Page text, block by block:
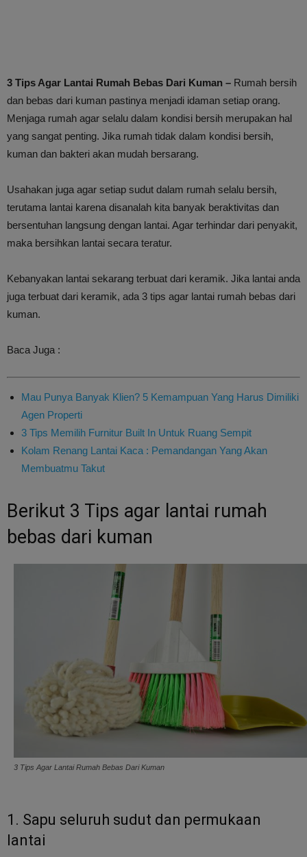
3 Tips Agar Lantai Rumah Bebas Dari Kuman – Rumah bersih
dan bebas dari kuman pastinya menjadi idaman setiap orang.
Menjaga rumah agar selalu dalam kondisi bersih merupakan hal
yang sangat penting. Jika rumah tidak dalam kondisi bersih,
kuman dan bakteri akan mudah bersarang.
Usahakan juga agar setiap sudut dalam rumah selalu bersih,
terutama lantai karena disanalah kita banyak beraktivitas dan
bersentuhan langsung dengan lantai. Agar terhindar dari penyakit,
maka bersihkan lantai secara teratur.
Kebanyakan lantai sekarang terbuat dari keramik. Jika lantai anda
juga terbuat dari keramik, ada 3 tips agar lantai rumah bebas dari
kuman.
Baca Juga :
Mau Punya Banyak Klien? 5 Kemampuan Yang Harus Dimiliki
Agen Properti
3 Tips Memilih Furnitur Built In Untuk Ruang Sempit
Kolam Renang Lantai Kaca : Pemandangan Yang Akan
Membuatmu Takut
Berikut 3 Tips agar lantai rumah
bebas dari kuman
3 Tips Agar Lantai Rumah Bebas Dari Kuman
1. Sapu seluruh sudut dan permukaan
lantai